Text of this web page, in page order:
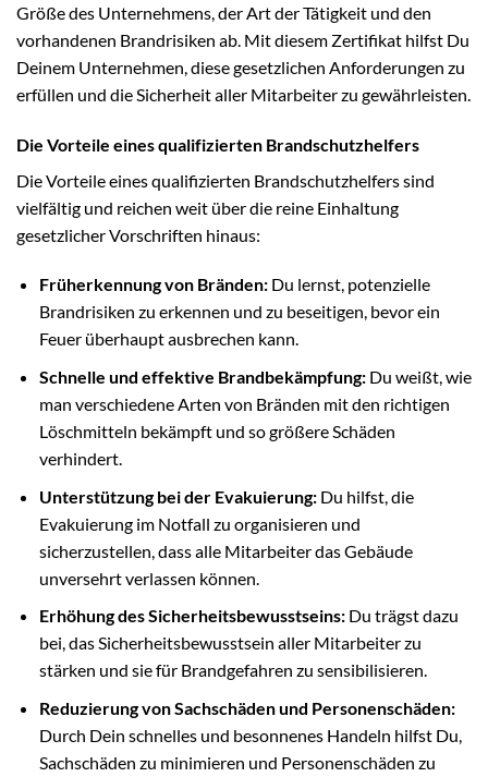
Größe des Unternehmens, der Art der Tätigkeit und den
vorhandenen Brandrisiken ab. Mit diesem Zertifikat hilfst Du
Deinem Unternehmen, diese gesetzlichen Anforderungen zu
erfüllen und die Sicherheit aller Mitarbeiter zu gewährleisten.
Die Vorteile eines qualifizierten Brandschutzhelfers
Die Vorteile eines qualifizierten Brandschutzhelfers sind
vielfältig und reichen weit über die reine Einhaltung
gesetzlicher Vorschriften hinaus:
Früherkennung von Bränden:Du lernst, potenzielle
Brandrisiken zu erkennen und zu beseitigen, bevor ein
Feuer überhaupt ausbrechen kann.
Schnelle und effektive Brandbekämpfung:Du weißt, wie
man verschiedene Arten von Bränden mit den richtigen
Löschmitteln bekämpft und so größere Schäden
verhindert.
Unterstützung bei der Evakuierung:Du hilfst, die
Evakuierung im Notfall zu organisieren und
sicherzustellen, dass alle Mitarbeiter das Gebäude
unversehrt verlassen können.
Erhöhung des Sicherheitsbewusstseins:Du trägst dazu
bei, das Sicherheitsbewusstsein aller Mitarbeiter zu
stärken und sie für Brandgefahren zu sensibilisieren.
Reduzierung von Sachschäden und Personenschäden:
Durch Dein schnelles und besonnenes Handeln hilfst Du,
Sachschäden zu minimieren und Personenschäden zu